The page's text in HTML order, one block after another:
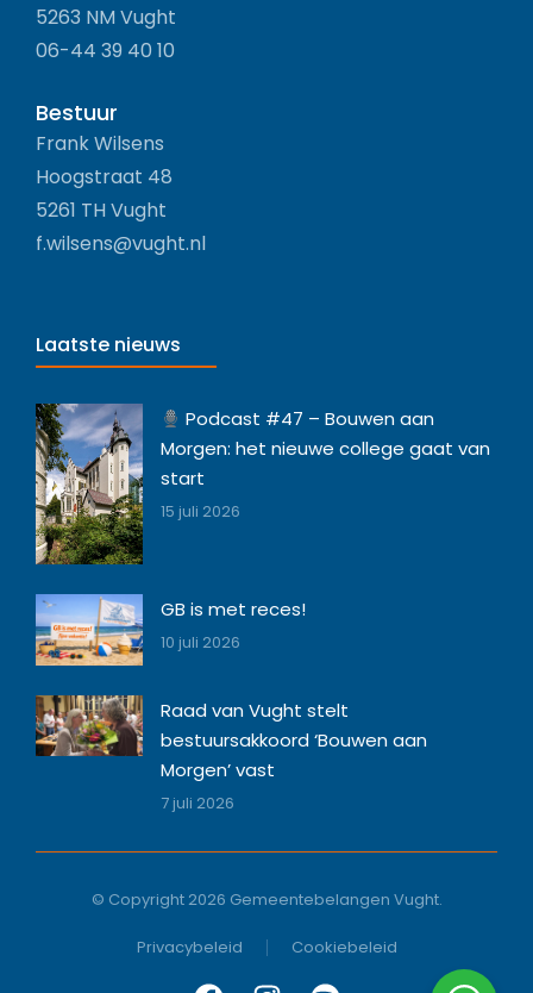
5263 NM Vught
06-44 39 40 10
Bestuur
Frank Wilsens
Hoogstraat 48
5261 TH Vught
f.wilsens@vught.nl
Laatste nieuws
Podcast #47 – Bouwen aan
Morgen: het nieuwe college gaat van
start
15 juli 2026
GB is met reces!
10 juli 2026
Raad van Vught stelt
bestuursakkoord ‘Bouwen aan
Morgen’ vast
7 juli 2026
© Copyright 2026 Gemeentebelangen Vught.
Privacybeleid Cookiebeleid